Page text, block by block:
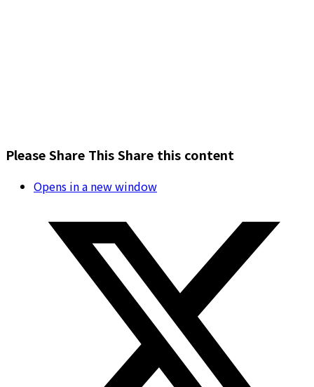
Please Share ThisShare this content
Opens in a new window